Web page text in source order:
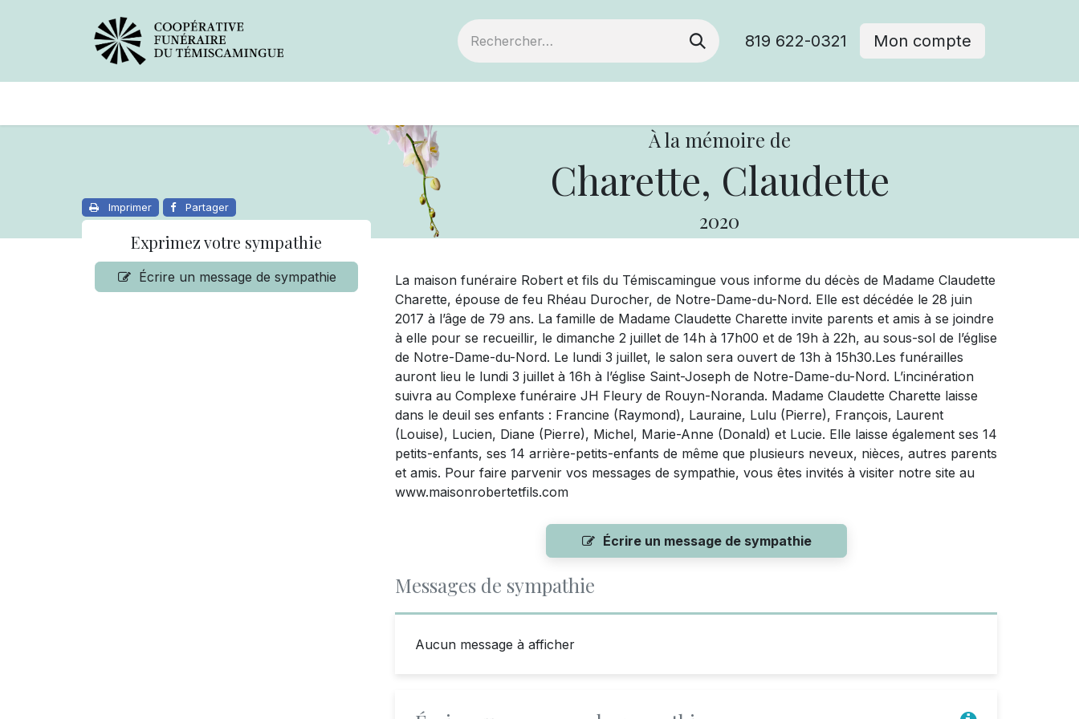
819 622-0321 Mon compte
À la mémoire de
Charette, Claudette
2020
Imprimer Partager
Exprimez votre sympathie
Écrire un message de sympathie
La maison funéraire Robert et fils du Témiscamingue vous informe du décès de Madame Claudette
Charette, épouse de feu Rhéau Durocher, de Notre-Dame-du-Nord. Elle est décédée le 28 juin
2017 à l’âge de 79 ans. La famille de Madame Claudette Charette invite parents et amis à se joindre
à elle pour se recueillir, le dimanche 2 juillet de 14h à 17h00 et de 19h à 22h, au sous-sol de l’église
de Notre-Dame-du-Nord. Le lundi 3 juillet, le salon sera ouvert de 13h à 15h30.Les funérailles
auront lieu le lundi 3 juillet à 16h à l’église Saint-Joseph de Notre-Dame-du-Nord. L’incinération
suivra au Complexe funéraire JH Fleury de Rouyn-Noranda. Madame Claudette Charette laisse
dans le deuil ses enfants : Francine (Raymond), Lauraine, Lulu (Pierre), François, Laurent
(Louise), Lucien, Diane (Pierre), Michel, Marie-Anne (Donald) et Lucie. Elle laisse également ses 14
petits-enfants, ses 14 arrière-petits-enfants de même que plusieurs neveux, nièces, autres parents
et amis. Pour faire parvenir vos messages de sympathie, vous êtes invités à visiter notre site au
www.maisonrobertetfils.com
Écrire un message de sympathie
Messages de sympathie
Aucun message à afficher